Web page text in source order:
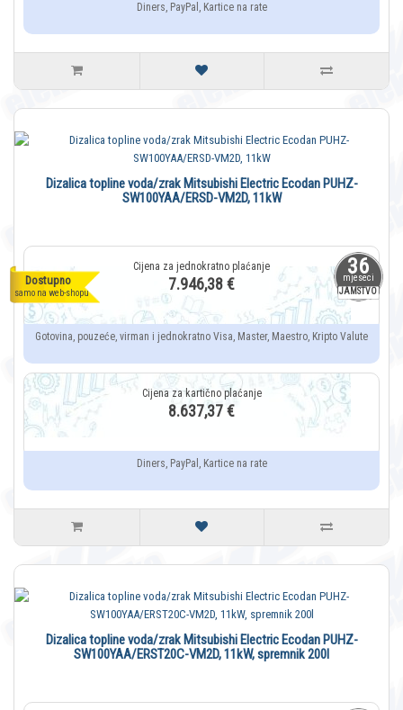
Diners, PayPal, Kartice na rate
36
mjeseci
JAMSTVO
Dostupno
samo na web-shopu
Dizalica topline voda/zrak Mitsubishi Electric Ecodan PUHZ-
SW100YAA/ERSD-VM2D, 11kW
7.946,38 €
Gotovina, pouzeće, virman i jednokratno Visa, Master, Maestro, Kripto Valute
8.637,37 €
Diners, PayPal, Kartice na rate
Dizalica topline voda/zrak Mitsubishi Electric Ecodan PUHZ-
SW100YAA/ERST20C-VM2D, 11kW, spremnik 200l